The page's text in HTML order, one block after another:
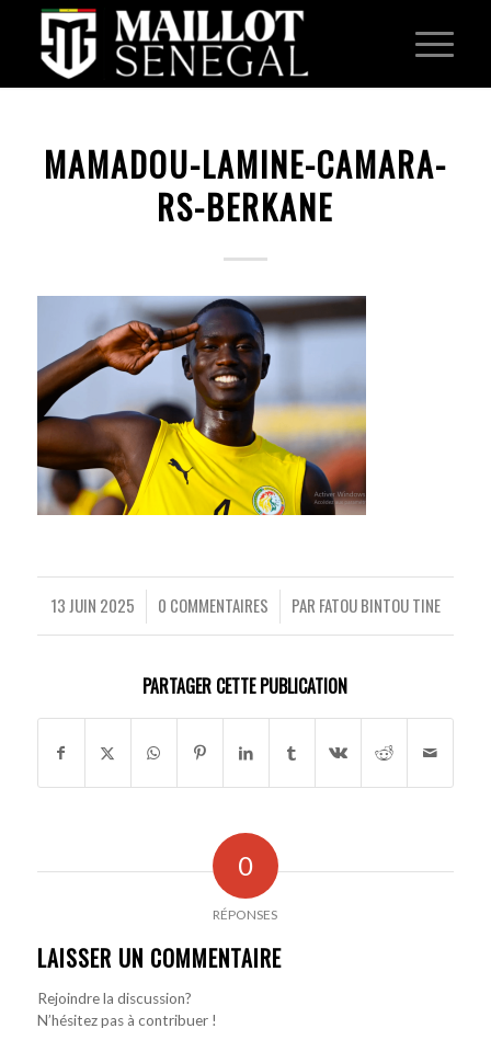
MAMADOU-LAMINE-CAMARA-
RS-BERKANE
13 JUIN 2025
/ 0 COMMENTAIRES
/ PAR FATOU BINTOU TINE
PARTAGER CETTE PUBLICATION
0
RÉPONSES
LAISSER UN COMMENTAIRE
Rejoindre la discussion?
N’hésitez pas à contribuer !